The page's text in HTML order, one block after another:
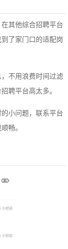
其他综合招聘平台
了家门口的适配岗
不用浪费时间过滤
聘平台高太多。
小问题，联系平台
畅。